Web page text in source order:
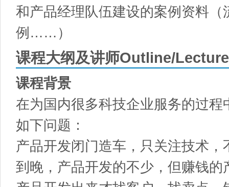
和产品经理队伍建设的案例资料（
例……）
课程大纲及讲师Outline/
课程背景
在为国内很多科技企业服务的过
如下问题：
产品开发闭门造车，只关注技术
到晚，产品开发的不少，但赚钱的